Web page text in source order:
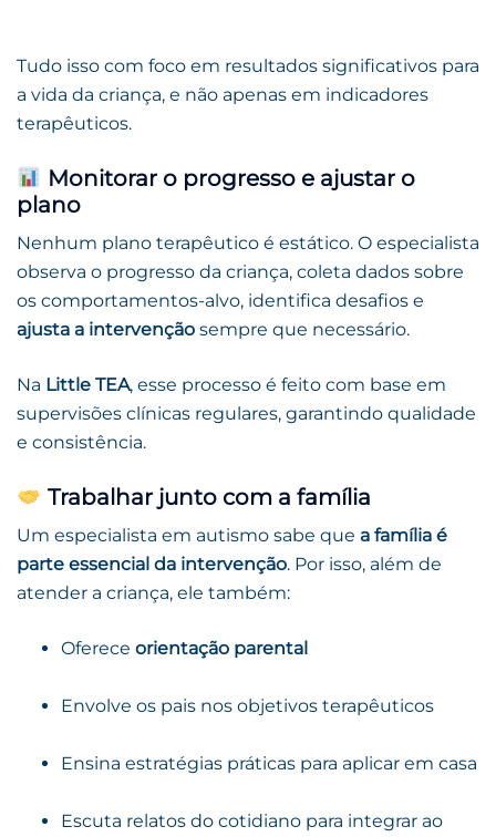
Tudo isso com foco em resultados significativos para
a vida da criança, e não apenas em indicadores
terapêuticos.
Monitorar o progresso e ajustar o
plano
Nenhum plano terapêutico é estático. O especialista
observa o progresso da criança, coleta dados sobre
os comportamentos-alvo, identifica desafios e
ajusta a intervenção sempre que necessário.
Na Little TEA, esse processo é feito com base em
supervisões clínicas regulares, garantindo qualidade
e consistência.
Trabalhar junto com a família
Um especialista em autismo sabe que a família é
parte essencial da intervenção. Por isso, além de
atender a criança, ele também:
Oferece orientação parental
Envolve os pais nos objetivos terapêuticos
Ensina estratégias práticas para aplicar em casa
Escuta relatos do cotidiano para integrar ao